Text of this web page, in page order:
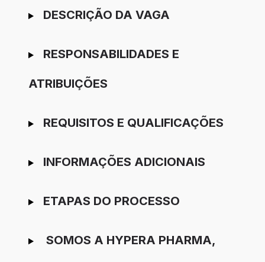
Ir para candidatura
DESCRIÇÃO DA VAGA
RESPONSABILIDADES E
ATRIBUIÇÕES
REQUISITOS E QUALIFICAÇÕES
INFORMAÇÕES ADICIONAIS
ETAPAS DO PROCESSO
SOMOS A HYPERA PHARMA,